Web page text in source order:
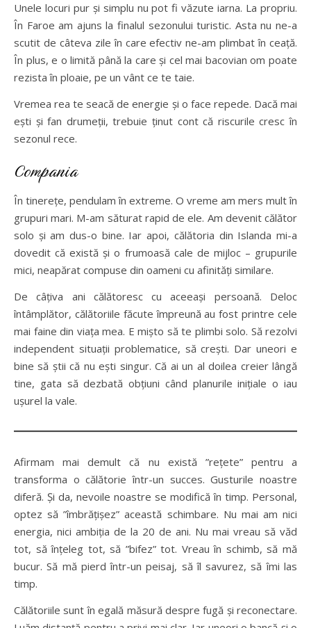
Unele locuri pur și simplu nu pot fi văzute iarna. La propriu.
În Faroe am ajuns la finalul sezonului turistic. Asta nu ne-a
scutit de câteva zile în care efectiv ne-am plimbat în ceață.
În plus, e o limită până la care și cel mai bacovian om poate
rezista în ploaie, pe un vânt ce te taie.
Vremea rea te seacă de energie și o face repede. Dacă mai
ești și fan drumeții, trebuie ținut cont că riscurile cresc în
sezonul rece.
Compania
În tinerețe, pendulam în extreme. O vreme am mers mult în
grupuri mari. M-am săturat rapid de ele. Am devenit călător
solo și am dus-o bine. Iar apoi, călătoria din Islanda mi-a
dovedit că există și o frumoasă cale de mijloc – grupurile
mici, neapărat compuse din oameni cu afinități similare.
De câțiva ani călătoresc cu aceeași persoană. Deloc
întâmplător, călătoriile făcute împreună au fost printre cele
mai faine din viața mea. E mișto să te plimbi solo. Să rezolvi
independent situații problematice, să crești. Dar uneori e
bine să știi că nu ești singur. Că ai un al doilea creier lângă
tine, gata să dezbată obțiuni când planurile inițiale o iau
ușurel la vale.
Afirmam mai demult că nu există ”rețete” pentru a
transforma o călătorie într-un succes. Gusturile noastre
diferă. Și da, nevoile noastre se modifică în timp. Personal,
optez să ”îmbrățișez” această schimbare. Nu mai am nici
energia, nici ambiția de la 20 de ani. Nu mai vreau să văd
tot, să înțeleg tot, să ”bifez” tot. Vreau în schimb, să mă
bucur. Să mă pierd într-un peisaj, să îl savurez, să îmi las
timp.
Călătoriile sunt în egală măsură despre fugă și reconectare.